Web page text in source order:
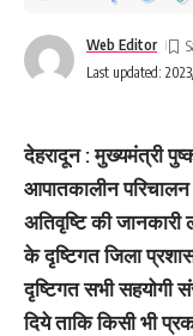
Last updated:
Web Editor
देहरादून : मुख्यमंत्री
आपातकालीन परिचालन
अतिवृष्टि की जानकारी
के दृष्टिगत जिला
दृष्टिगत सभी सहयोगी
दिये ताकि किसी भी